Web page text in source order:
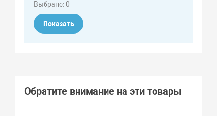
Выбрано:0
Показать
Обратите внимание на эти товары